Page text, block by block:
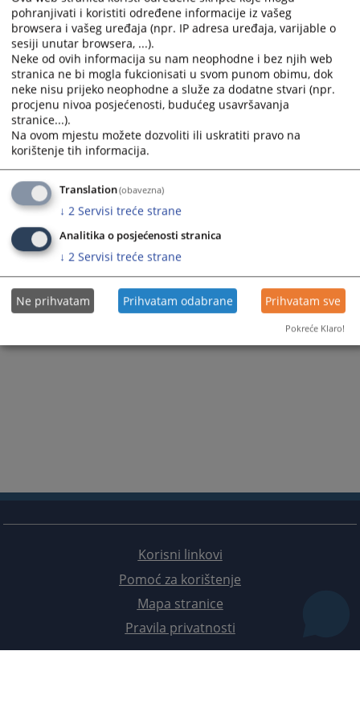
select
a
date.
Press
the
question
mark
key
to
get
the
keyboard
shortcuts
for
changing
dates.
select
a
Press
the
question
mark
to
the
changing
dates.
Koji su razlozi za određivanje pritvora?
30.09.2011.
Kada se donosi naredba o sprovođenju
istrage?
30.09.2011.
1 - 3 / 3
1
Korisni linkovi
Pomoć za korištenje
Mapa stranice
Pravila privatnosti
pohranjivati i koristiti određene informacije iz vašeg
browsera i vašeg uređaja (npr. IP adresa uređaja, varijable o
sesiji unutar browsera, ...).
Neke od ovih informacija su nam neophodne i bez njih web
stranica ne bi mogla fukcionisati u svom punom obimu, dok
neke nisu prijeko neophodne a služe za dodatne stvari (npr.
procjenu nivoa posjećenosti, budućeg usavršavanja
stranice...).
Na ovom mjestu možete dozvoliti ili uskratiti pravo na
korištenje tih informacija.
Translation(obavezna)
↓ 2 Servisi treće strane
Analitika o posjećenosti stranica
↓ 2 Servisi treće strane
Ne prihvatam Prihvatam odabrane Prihvatam sve
Pokreće Klaro!